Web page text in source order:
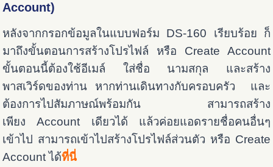
Account)
หลังจากกรอกข้อมูลในแบบฟอร์ม DS-160 เรียบร้อย ก็
มาถึงขั้นตอนการสร้างโปรไฟล์ หรือ Create Account
ขั้นตอนนี้ต้องใช้อีเมล์ ใส่ชื่อ นามสกุล และสร้าง
พาสเวิร์ดของท่าน หากท่านเดินทางกับครอบครัว และ
ต้องการไปสัมภาษณ์พร้อมกัน สามารถสร้าง
เพียง Account เดียวได้ แล้วค่อยแอดรายชื่อคนอื่นๆ
เข้าไป สามารถเข้าไปสร้างโปรไฟล์ส่วนตัว หรือ Create
Account ได้ที่นี่